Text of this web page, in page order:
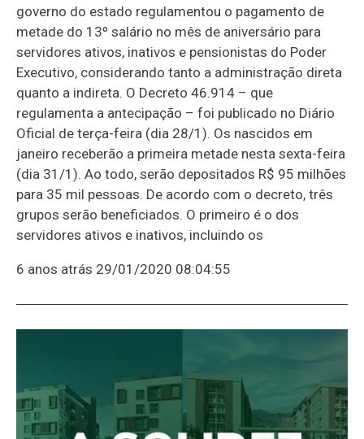
governo do estado regulamentou o pagamento de
metade do 13º salário no mês de aniversário para
servidores ativos, inativos e pensionistas do Poder
Executivo, considerando tanto a administração direta
quanto a indireta. O Decreto 46.914 – que
regulamenta a antecipação – foi publicado no Diário
Oficial de terça-feira (dia 28/1). Os nascidos em
janeiro receberão a primeira metade nesta sexta-feira
(dia 31/1). Ao todo, serão depositados R$ 95 milhões
para 35 mil pessoas. De acordo com o decreto, três
grupos serão beneficiados. O primeiro é o dos
servidores ativos e inativos, incluindo os
6 anos atrás 29/01/2020 08:04:55